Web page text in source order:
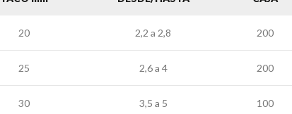
20 2,2 a 2,8 200
25 2,6 a 4 200
30 3,5 a 5 100